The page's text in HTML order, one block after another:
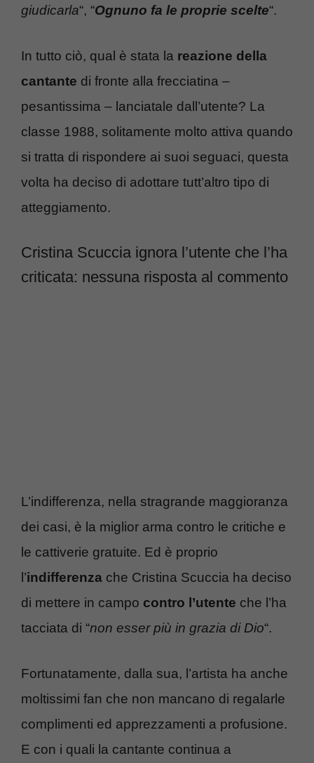
giudicarla“, “Ognuno fa le proprie scelte“.
In tutto ciò, qual è stata la reazione della
cantante di fronte alla frecciatina –
pesantissima – lanciatale dall’utente? La
classe 1988, solitamente molto attiva quando
si tratta di rispondere ai suoi seguaci, questa
volta ha deciso di adottare tutt’altro tipo di
atteggiamento.
Cristina Scuccia ignora l’utente che l’ha
criticata: nessuna risposta al commento
L’indifferenza, nella stragrande maggioranza
dei casi, è la miglior arma contro le critiche e
le cattiverie gratuite. Ed è proprio
l’indifferenza che Cristina Scuccia ha deciso
di mettere in campo contro l’utente che l’ha
tacciata di “non esser più in grazia di Dio“.
Fortunatamente, dalla sua, l’artista ha anche
moltissimi fan che non mancano di regalarle
complimenti ed apprezzamenti a profusione.
E con i quali la cantante continua a